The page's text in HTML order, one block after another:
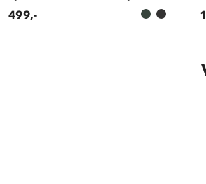
499,-